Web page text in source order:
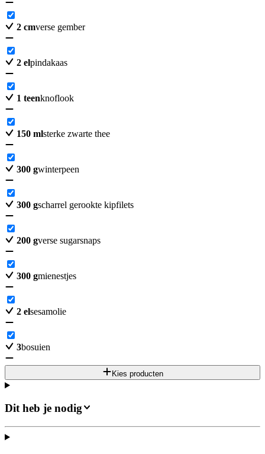
2 cmverse gember
2 elpindakaas
1 teenknoflook
150 mlsterke zwarte thee
300 gwinterpeen
300 gscharrel gerookte kipfilets
200 gverse sugarsnaps
300 gmienestjes
2 elsesamolie
3bosuien
Kies producten
Dit heb je nodig